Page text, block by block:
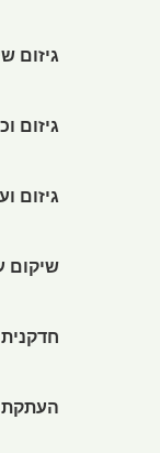
גיזום
גיזום
גיזום
שיקום
העתקת